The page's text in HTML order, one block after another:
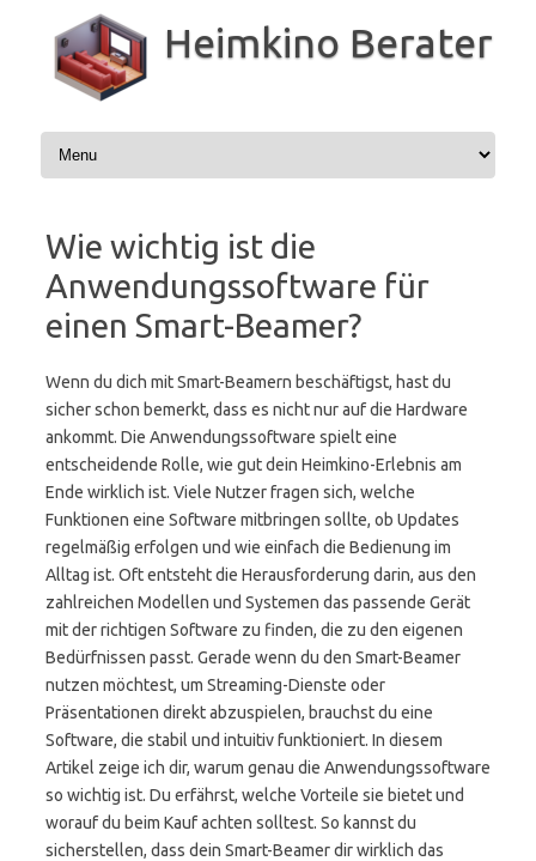
springen
Heimkino Berater
Wie wichtig ist die
Anwendungssoftware für
einen Smart-Beamer?
Wenn du dich mit Smart-Beamern beschäftigst, hast du
sicher schon bemerkt, dass es nicht nur auf die Hardware
ankommt. Die Anwendungssoftware spielt eine
entscheidende Rolle, wie gut dein Heimkino-Erlebnis am
Ende wirklich ist. Viele Nutzer fragen sich, welche
Funktionen eine Software mitbringen sollte, ob Updates
regelmäßig erfolgen und wie einfach die Bedienung im
Alltag ist. Oft entsteht die Herausforderung darin, aus den
zahlreichen Modellen und Systemen das passende Gerät
mit der richtigen Software zu finden, die zu den eigenen
Bedürfnissen passt. Gerade wenn du den Smart-Beamer
nutzen möchtest, um Streaming-Dienste oder
Präsentationen direkt abzuspielen, brauchst du eine
Software, die stabil und intuitiv funktioniert. In diesem
Artikel zeige ich dir, warum genau die Anwendungssoftware
so wichtig ist. Du erfährst, welche Vorteile sie bietet und
worauf du beim Kauf achten solltest. So kannst du
sicherstellen, dass dein Smart-Beamer dir wirklich das